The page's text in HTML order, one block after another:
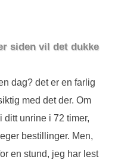
siden vil det dukke
dag? det er en farlig
med det der. Om
ditt unrine i 72 timer,
bestillinger. Men,
en stund, jeg har lest